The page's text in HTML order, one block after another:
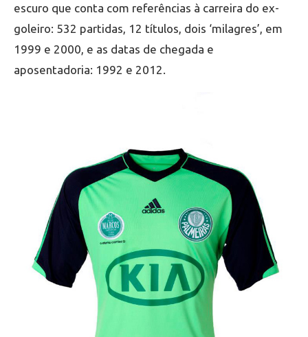
escuro que conta com referências à carreira do ex-
goleiro: 532 partidas, 12 títulos, dois ‘milagres’, em
1999 e 2000, e as datas de chegada e
aposentadoria: 1992 e 2012.